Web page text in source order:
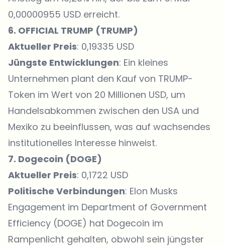
0,00000955 USD erreicht.
6. OFFICIAL TRUMP (TRUMP)
Aktueller Preis: 0,19335 USD
Jüngste Entwicklungen: Ein kleines
Unternehmen plant den Kauf von TRUMP-
Token im Wert von 20 Millionen USD, um
Handelsabkommen zwischen den USA und
Mexiko zu beeinflussen, was auf wachsendes
institutionelles Interesse hinweist.
7. Dogecoin (DOGE)
Aktueller Preis: 0,1722 USD
Politische Verbindungen: Elon Musks
Engagement im Department of Government
Efficiency (DOGE) hat Dogecoin im
Rampenlicht gehalten, obwohl sein jüngster